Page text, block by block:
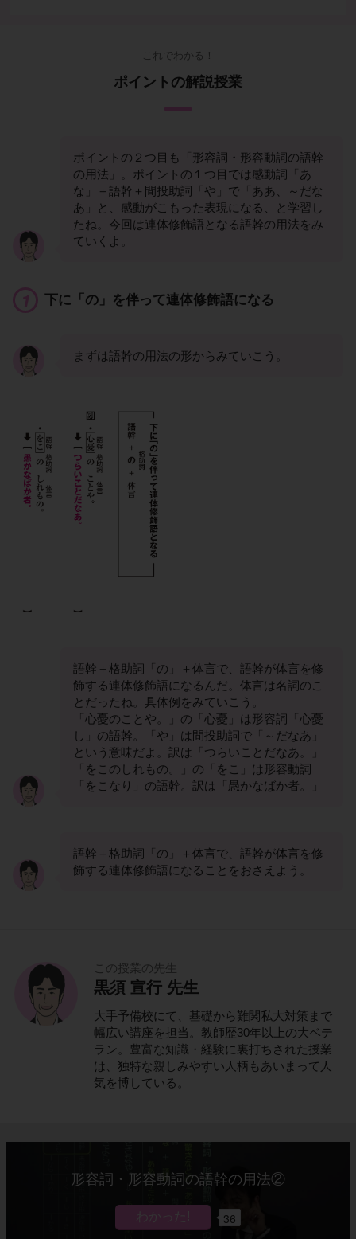
これでわかる！
ポイントの解説授業
ポイントの２つ目も「形容詞・形容動詞の語幹
の用法」。ポイントの１つ目では感動詞「あ
な」＋語幹＋間投助詞「や」で「ああ、～だな
あ」と、感動がこもった表現になる、と学習し
たね。今回は連体修飾語となる語幹の用法をみ
ていくよ。
下に「の」を伴って連体修飾語になる
まずは語幹の用法の形からみていこう。
語幹＋格助詞「の」＋体言で、語幹が体言を修
飾する連体修飾語になるんだ。体言は名詞のこ
とだったね。具体例をみていこう。
「心憂のことや。」の「心憂」は形容詞「心憂
し」の語幹。「や」は間投助詞で「～だなあ」
という意味だよ。訳は「つらいことだなあ。」
「をこのしれもの。」の「をこ」は形容動詞
「をこなり」の語幹。訳は「愚かなばか者。」
語幹＋格助詞「の」＋体言で、語幹が体言を修
飾する連体修飾語になることをおさえよう。
この授業の先生
黒須 宣行 先生
大手予備校にて、基礎から難関私大対策まで
幅広い講座を担当。教師歴30年以上の大ベテ
ラン。豊富な知識・経験に裏打ちされた授業
は、独特な親しみやすい人柄もあいまって人
気を博している。
形容詞・形容動詞の語幹の用法②
36